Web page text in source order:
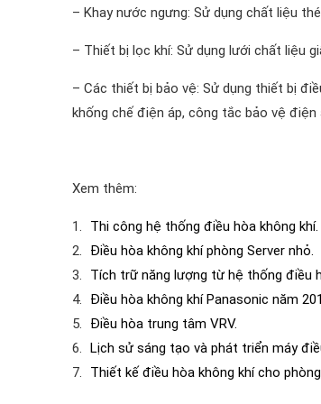
– Khay nước ngưng: Sử dụng chất liệu
– Thiết bị lọc khí: Sử dụng lưới chất liệu
– Các thiết bị bảo vệ: Sử dụng thiết bị
khống chế điện áp, công tắc bảo vệ điện
Xem thêm:
Thi công hệ thống điều hòa không khí.
Điều hòa không khí phòng Server nhỏ.
Tích trữ năng lượng từ hệ thống điều
Điều hòa không khí Panasonic năm
Điều hòa trung tâm VRV.
Lịch sử sáng tạo và phát triển máy
Thiết kế điều hòa không khí cho